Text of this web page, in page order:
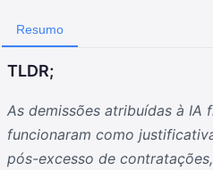
Resumo
TLDR;
As demissões atribuídas à IA
funcionaram como
pós-excesso de